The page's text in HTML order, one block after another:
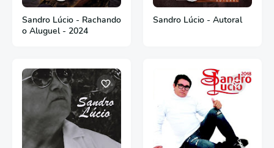
Sandro Lúcio - Rachando
o Aluguel - 2024
Sandro Lúcio - Autoral